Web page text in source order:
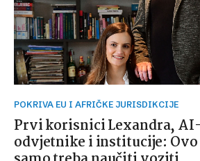
POKRIVA EU I AFRIČKE JURISDIKCIJE
Prvi korisnici Lexandra,
odvjetnike i institucije: